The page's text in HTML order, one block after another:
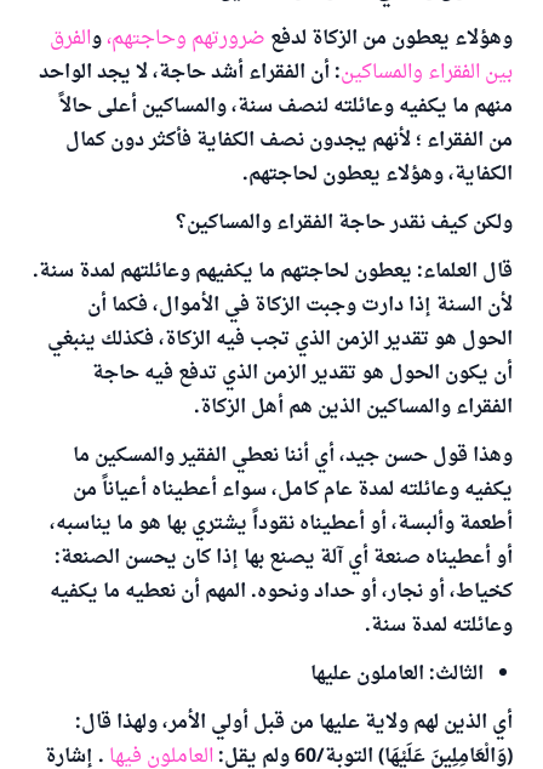
وهؤلاء يعطون من الزكاة لدفع ضرورتهم وحاجتهم،والفرق
بين الفقراء والمساكين: أن الفقراء أشد حاجة، لا يجد الواحد
منهم ما يكفيه وعائلته لنصف سنة، والمساكين أعلى حالاً
من الفقراء ؛ لأنهم يجدون نصف الكفاية فأكثر دون كمال
الكفاية، وهؤلاء يعطون لحاجتهم.
ولكن كيف نقدر حاجة الفقراء والمساكين؟
قال العلماء: يعطون لحاجتهم ما يكفيهم وعائلتهم لمدة سنة.
لأن السنة إذا دارت وجبت الزكاة في الأموال، فكما أن
الحول هو تقدير الزمن الذي تجب فيه الزكاة، فكذلك ينبغي
أن يكون الحول هو تقدير الزمن الذي تدفع فيه حاجة
الفقراء والمساكين الذين هم أهل الزكاة.
وهذا قول حسن جيد، أي أننا نعطي الفقير والمسكين ما
يكفيه وعائلته لمدة عام كامل، سواء أعطيناه أعياناً من
أطعمة وألبسة، أو أعطيناه نقوداً يشتري بها هو ما يناسبه،
أو أعطيناه صنعة أي آلة يصنع بها إذا كان يحسن الصنعة:
كخياط، أو نجار، أو حداد ونحوه. المهم أن نعطيه ما يكفيه
وعائلته لمدة سنة.
الثالث: العاملون عليها
أي الذين لهم ولاية عليها من قبل أولي الأمر، ولهذا قال:
(وَالْعَامِلِينَ عَلَيْهَا) التوبة/60 ولم يقل:
العاملون فيها . إشارة